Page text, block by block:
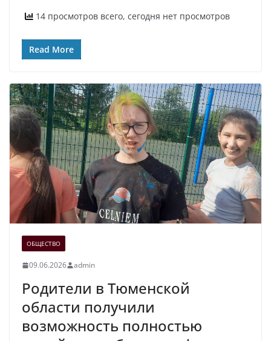
14 просмотров всего, сегодня нет просмотров
Read More
ОБЩЕСТВО
09.06.2026 admin
Родители в Тюменской
области получили
возможность полностью